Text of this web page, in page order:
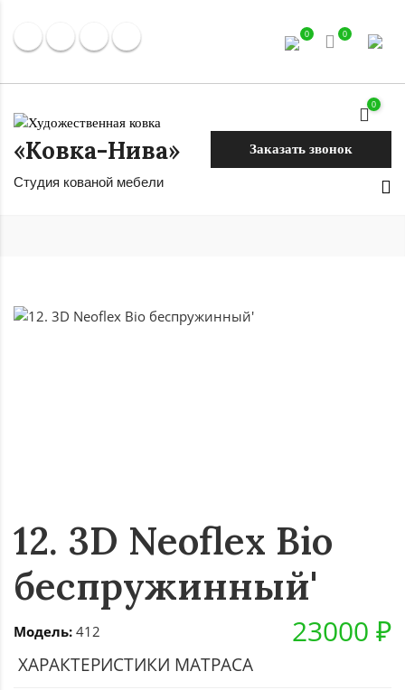
0 0
«Ковка-Нива»
Студия кованой мебели
0
Заказать звонок
12. 3D Neoflex Bio
беспружинный'
23000 ₽
Модель: 412
ХАРАКТЕРИСТИКИ МАТРАСА